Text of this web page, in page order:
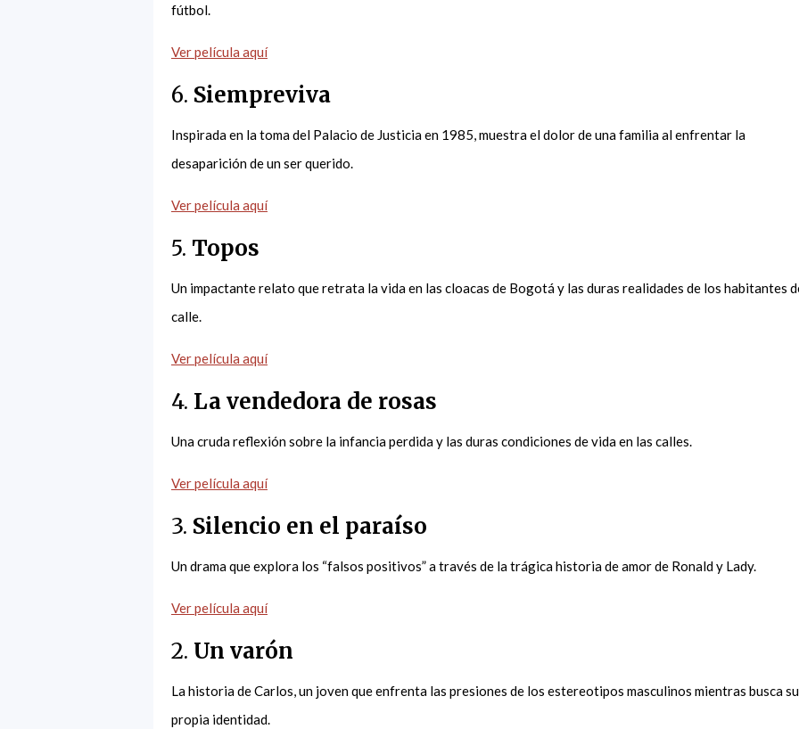
fútbol.
Ver película aquí
6. Siempreviva
Inspirada en la toma del Palacio de Justicia en 1985, muestra el dolor de una familia al enfrentar la
desaparición de un ser querido.
Ver película aquí
5. Topos
Un impactante relato que retrata la vida en las cloacas de Bogotá y las duras realidades de los habitantes
calle.
Ver película aquí
4. La vendedora de rosas
Una cruda reflexión sobre la infancia perdida y las duras condiciones de vida en las calles.
Ver película aquí
3. Silencio en el paraíso
Un drama que explora los “falsos positivos” a través de la trágica historia de amor de Ronald y Lady.
Ver película aquí
2. Un varón
La historia de Carlos, un joven que enfrenta las presiones de los estereotipos masculinos mientras busca su
propia identidad.